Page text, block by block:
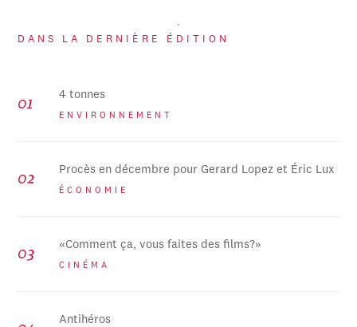
DANS LA DERNIÈRE ÉDITION
4 tonnes
ENVIRONNEMENT
Procès en décembre pour Gerard Lopez et Éric Lux
ÉCONOMIE
«Comment ça, vous faites des films?»
CINÉMA
Antihéros